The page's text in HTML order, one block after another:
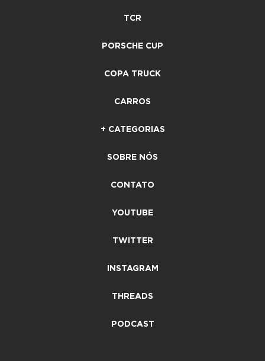
TCR
PORSCHE CUP
COPA TRUCK
CARROS
+ CATEGORIAS
SOBRE NÓS
CONTATO
YOUTUBE
TWITTER
INSTAGRAM
THREADS
PODCAST